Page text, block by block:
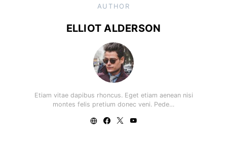
AUTHOR
ELLIOT ALDERSON
Etiam vitae dapibus rhoncus. Eget etiam aenean nisi
montes felis pretium donec veni. Pede…